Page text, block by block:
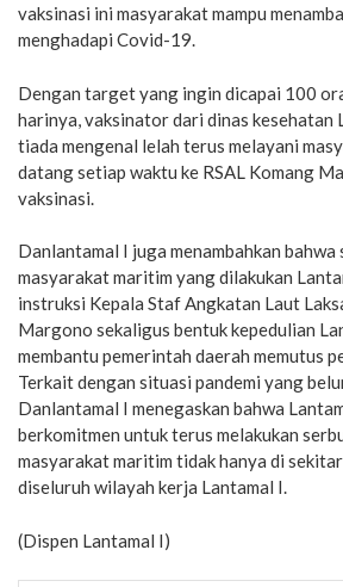
vaksinasi ini masyarakat mampu
menghadapi Covid-19.
Dengan target yang ingin dicapai 100
harinya, vaksinator dari dinas kesehatan
tiada mengenal lelah terus melayani
datang setiap waktu ke RSAL Komang
vaksinasi.
Danlantamal I juga menambahkan bahwa
masyarakat maritim yang dilakukan
instruksi Kepala Staf Angkatan Laut
Margono sekaligus bentuk kepedulian
membantu pemerintah daerah memutus
Terkait dengan situasi pandemi yang
Danlantamal I menegaskan bahwa
berkomitmen untuk terus melakukan
masyarakat maritim tidak hanya di
diseluruh wilayah kerja Lantamal I.
(Dispen Lantamal I)